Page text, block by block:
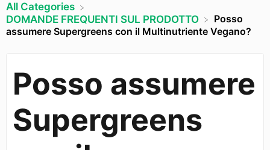
All Categories
​DOMANDE FREQUENTI SUL PRODOTTO
Posso
assumere Supergreens con il Multinutriente Vegano?
Posso assumere
Supergreens